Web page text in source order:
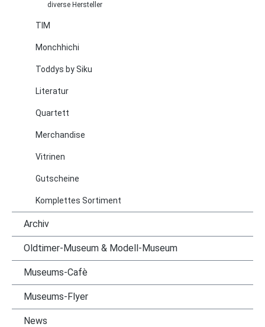
diverse Hersteller
TIM
Monchhichi
Toddys by Siku
Literatur
Quartett
Merchandise
Vitrinen
Gutscheine
Komplettes Sortiment
Archiv
Oldtimer-Museum & Modell-Museum
Museums-Cafè
Museums-Flyer
News